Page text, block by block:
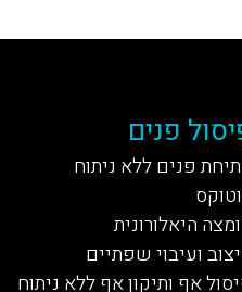
פנים
פנים ללא ניתוח
היאלורונית
ועיבוי שפתיים
אף ותיקון אף ללא ניתוח